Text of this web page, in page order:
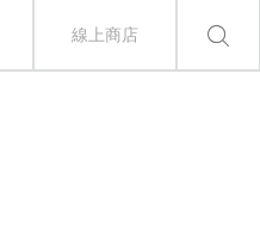
線上商店